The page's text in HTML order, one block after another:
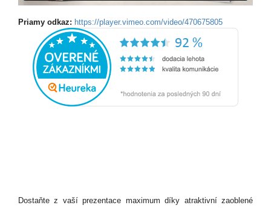
Priamy odkaz: https://player.vimeo.com/video/470675805
Dostaňte z vaší prezentace maximum díky atraktivní zaoblené